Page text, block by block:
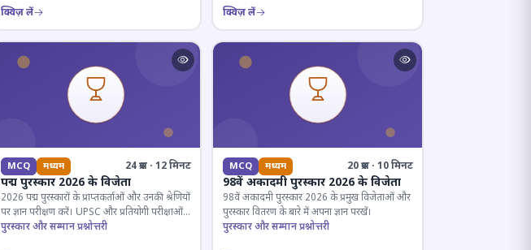
क्विज़ लें क्विज़ लें
MCQ मध्यम 24 प्रश्न · 12 मिनट
पद्म पुरस्कार 2026 के विजेता
2026 पद्म पुरस्कारों के प्राप्तकर्ताओं और उनकी श्रेणियों
पर ज्ञान परीक्षण करें। UPSC और प्रतियोगी परीक्षाओं
के लिए महत्वपूर्ण।
पुरस्कार और सम्मान प्रश्नोत्तरी
MCQ मध्यम 20 प्रश्न · 10 मिनट
98वें अकादमी पुरस्कार 2026 के विजेता
98वें अकादमी पुरस्कार 2026 के प्रमुख विजेताओं और
पुरस्कार वितरण के बारे में अपना ज्ञान परखें।
पुरस्कार और सम्मान प्रश्नोत्तरी